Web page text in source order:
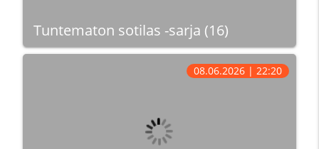
Tuntematon sotilas -sarja (16)
08.06.2026 | 22:20